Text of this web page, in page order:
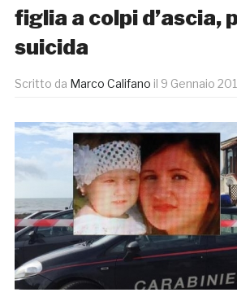
figlia a colpi d’ascia,
suicida
Scritto da Marco Califano il 9 Gennaio